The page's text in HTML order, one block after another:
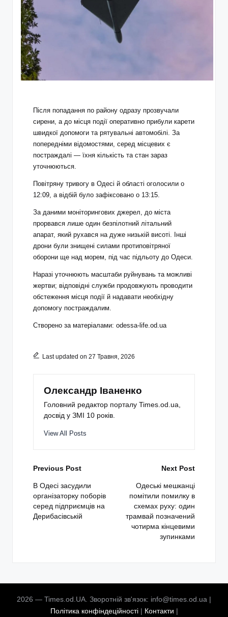
Після попадання по району одразу прозвучали
сирени, а до місця події оперативно прибули карети
швидкої допомоги та рятувальні автомобілі. За
попередніми відомостями, серед місцевих є
постраждалі — їхня кількість та стан зараз
уточнюються.
Повітряну тривогу в Одесі й області оголосили о
12:09, а відбій було зафіксовано о 13:15.
За даними моніторингових джерел, до міста
прорвався лише один безпілотний літальний
апарат, який рухався на дуже низькій висоті. Інші
дрони були знищені силами протиповітряної
оборони ще над морем, під час підльоту до Одеси.
Наразі уточнюють масштаби руйнувань та можливі
жертви; відповідні служби продовжують проводити
обстеження місця події й надавати необхідну
допомогу постраждалим.
Створено за матеріалами: odessa-life.od.ua
Last updated on 27 Травня, 2026
Олександр Іваненко
Головний редактор порталу Times.od.ua,
досвід у ЗМІ 10 років.
View All Posts
Post
navigation
Previous Post
В Одесі засудили
організаторку поборів
серед підприємців на
Дерибасівській
Next Post
Одеські мешканці
помітили помилку в
схемах руху: один
трамвай позначений
чотирма кінцевими
зупинками
2026 — Times.od.UA. Зворотній зв'язок: info@times.od.ua |
Політика конфіндеційності| Контакти